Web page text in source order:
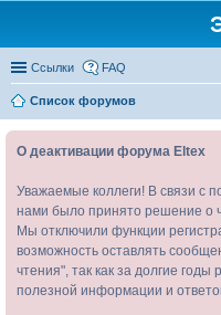
Ссылки FAQ
Список форумов
О деактивации форума Eltex
Уважаемые коллеги! В связи с
нами было принято решение о
Мы отключили функции
возможность оставлять
чтения", так как за долгие
полезной информации и